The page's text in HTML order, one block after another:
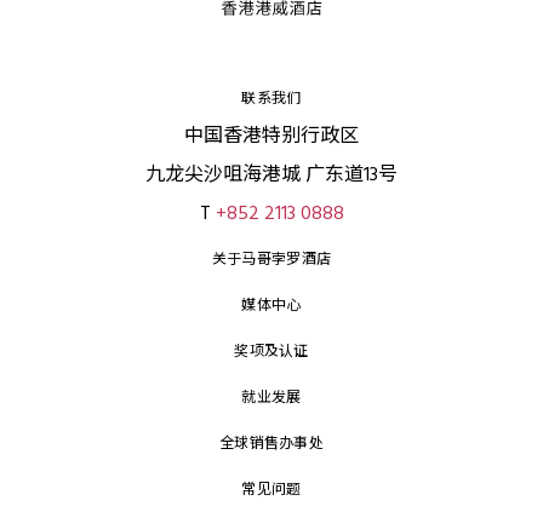
联系我们
中国香港特别行政区
九龙尖沙咀海港城 广东道13号
T +852 2113 0888
关于马哥孛罗酒店
媒体中心
奖项及认证
就业发展
全球销售办事处
常见问题